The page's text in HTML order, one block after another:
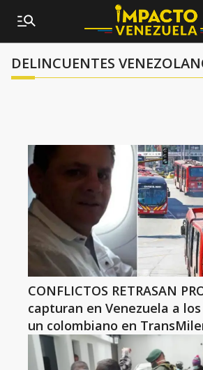
DELINCUENTES
CONFLICTOS RETRASAN
capturan en Venezuela a
un colombiano en